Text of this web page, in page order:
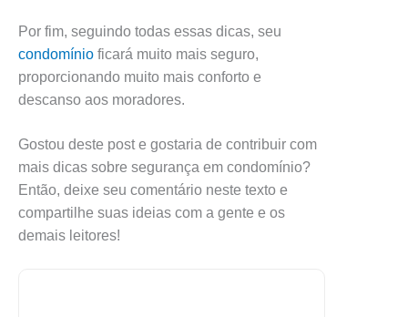
Por fim, seguindo todas essas dicas, seu
condomínio ficará muito mais seguro,
proporcionando muito mais conforto e
descanso aos moradores.
Gostou deste post e gostaria de contribuir com
mais dicas sobre segurança em condomínio?
Então, deixe seu comentário neste texto e
compartilhe suas ideias com a gente e os
demais leitores!